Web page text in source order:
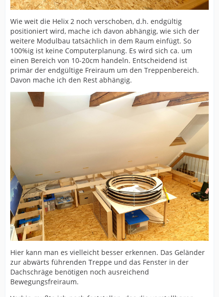
Wie weit die Helix 2 noch verschoben, d.h. endgültig
positioniert wird, mache ich davon abhängig, wie sich der
weitere Modulbau tatsächlich in dem Raum einfügt. So
100%ig ist keine Computerplanung. Es wird sich ca. um
einen Bereich von 10-20cm handeln. Entscheidend ist
primär der endgültige Freiraum um den Treppenbereich.
Davon mache ich den Rest abhängig.
Hier kann man es vielleicht besser erkennen. Das Geländer
zur abwärts führenden Treppe und das Fenster in der
Dachschräge benötigen noch ausreichend
Bewegungsfreiraum.